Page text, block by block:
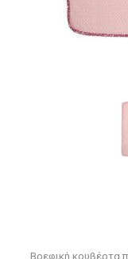
Βρεφική κουβέρτα